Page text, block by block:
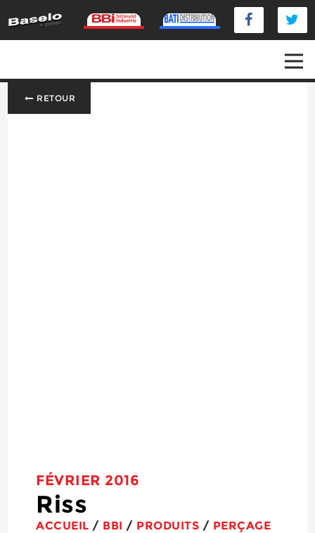
RETOUR
FÉVRIER 2016
Riss
ACCUEIL / BBI / PRODUITS / PERÇAGE